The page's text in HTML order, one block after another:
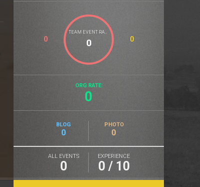
0 0
ORG RATE:
0
BLOG
0
PHOTO
0
ALL EVENTS
0
EXPERIENCE
0 / 10